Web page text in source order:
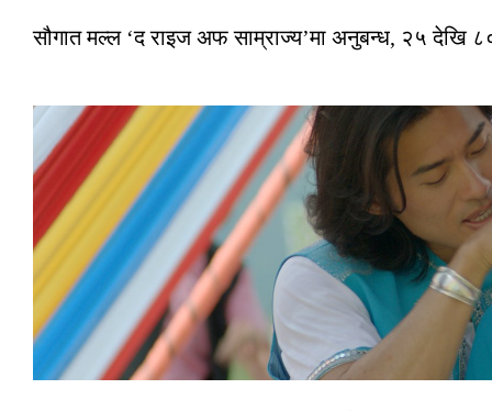
सौगात मल्ल ‘द राइज अफ साम्राज्य’मा अनुबन्ध, २५ देखि